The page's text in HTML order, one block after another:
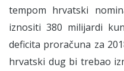
tempom hrvatski
iznositi 380 milijardi
deficita proračuna za
hrvatski dug bi trebao